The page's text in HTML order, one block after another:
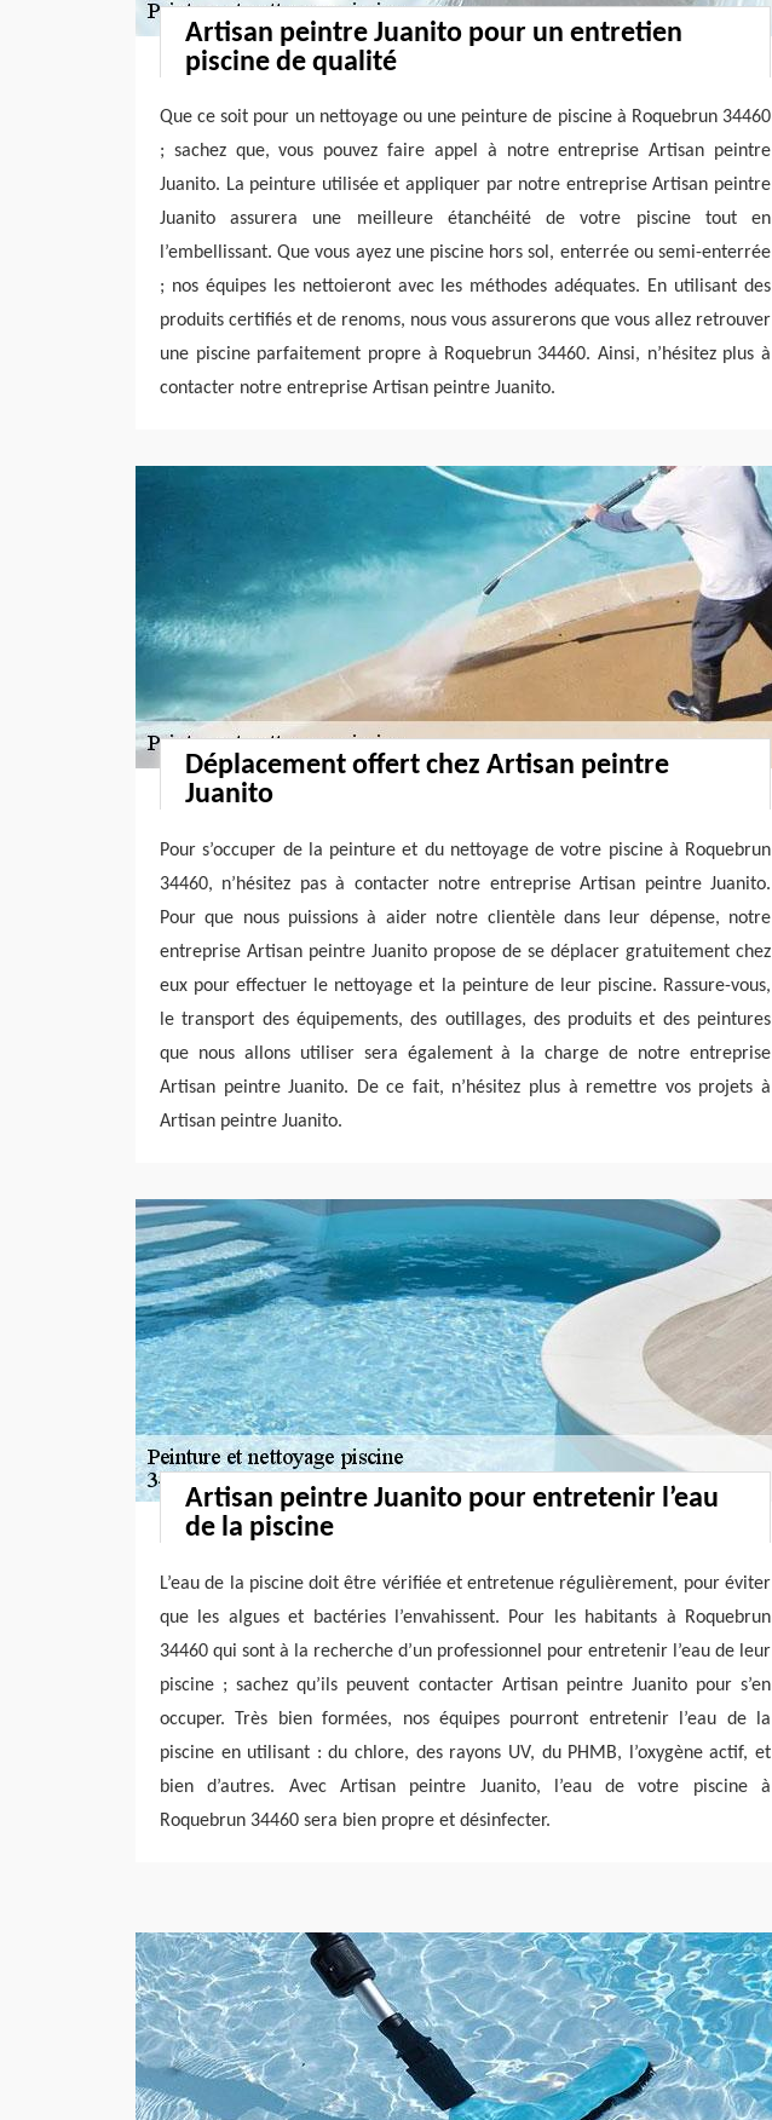
Artisan peintre Juanito pour un entretien
piscine de qualité
Que ce soit pour un nettoyage ou une peinture de piscine à Roquebrun 34460
; sachez que, vous pouvez faire appel à notre entreprise Artisan peintre
Juanito. La peinture utilisée et appliquer par notre entreprise Artisan peintre
Juanito assurera une meilleure étanchéité de votre piscine tout en
l’embellissant. Que vous ayez une piscine hors sol, enterrée ou semi-enterrée
; nos équipes les nettoieront avec les méthodes adéquates. En utilisant des
produits certifiés et de renoms, nous vous assurerons que vous allez retrouver
une piscine parfaitement propre à Roquebrun 34460. Ainsi, n’hésitez plus à
contacter notre entreprise Artisan peintre Juanito.
Déplacement offert chez Artisan peintre
Juanito
Pour s’occuper de la peinture et du nettoyage de votre piscine à Roquebrun
34460, n’hésitez pas à contacter notre entreprise Artisan peintre Juanito.
Pour que nous puissions à aider notre clientèle dans leur dépense, notre
entreprise Artisan peintre Juanito propose de se déplacer gratuitement chez
eux pour effectuer le nettoyage et la peinture de leur piscine. Rassure-vous,
le transport des équipements, des outillages, des produits et des peintures
que nous allons utiliser sera également à la charge de notre entreprise
Artisan peintre Juanito. De ce fait, n’hésitez plus à remettre vos projets à
Artisan peintre Juanito.
Artisan peintre Juanito pour entretenir l’eau
de la piscine
L’eau de la piscine doit être vérifiée et entretenue régulièrement, pour éviter
que les algues et bactéries l’envahissent. Pour les habitants à Roquebrun
34460 qui sont à la recherche d’un professionnel pour entretenir l’eau de leur
piscine ; sachez qu’ils peuvent contacter Artisan peintre Juanito pour s’en
occuper. Très bien formées, nos équipes pourront entretenir l’eau de la
piscine en utilisant : du chlore, des rayons UV, du PHMB, l’oxygène actif, et
bien d’autres. Avec Artisan peintre Juanito, l’eau de votre piscine à
Roquebrun 34460 sera bien propre et désinfecter.